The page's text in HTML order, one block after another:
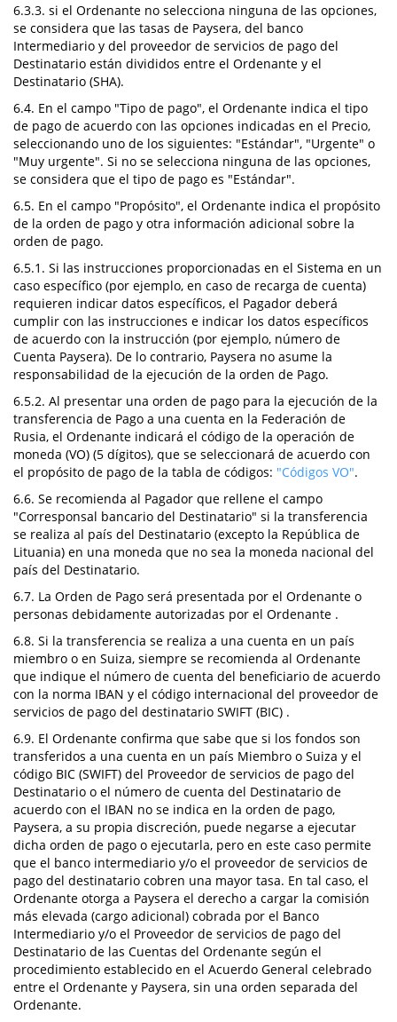
6.3.3. si el Ordenante no selecciona ninguna de las opciones,
se considera que las tasas de Paysera, del banco
Intermediario y del proveedor de servicios de pago del
Destinatario están divididos entre el Ordenante y el
Destinatario (SHA).
6.4. En el campo "Tipo de pago", el Ordenante indica el tipo
de pago de acuerdo con las opciones indicadas en el Precio,
seleccionando uno de los siguientes: "Estándar", "Urgente" o
"Muy urgente". Si no se selecciona ninguna de las opciones,
se considera que el tipo de pago es "Estándar".
6.5. En el campo "Propósito", el Ordenante indica el propósito
de la orden de pago y otra información adicional sobre la
orden de pago.
6.5.1. Si las instrucciones proporcionadas en el Sistema en un
caso específico (por ejemplo, en caso de recarga de cuenta)
requieren indicar datos específicos, el Pagador deberá
cumplir con las instrucciones e indicar los datos específicos
de acuerdo con la instrucción (por ejemplo, número de
Cuenta Paysera). De lo contrario, Paysera no asume la
responsabilidad de la ejecución de la orden de Pago.
6.5.2. Al presentar una orden de pago para la ejecución de la
transferencia de Pago a una cuenta en la Federación de
Rusia, el Ordenante indicará el código de la operación de
moneda (VO) (5 dígitos), que se seleccionará de acuerdo con
el propósito de pago de la tabla de códigos: "Códigos VO".
6.6. Se recomienda al Pagador que rellene el campo
"Corresponsal bancario del Destinatario" si la transferencia
se realiza al país del Destinatario (excepto la República de
Lituania) en una moneda que no sea la moneda nacional del
país del Destinatario.
6.7. La Orden de Pago será presentada por el Ordenante o
personas debidamente autorizadas por el Ordenante .
6.8. Si la transferencia se realiza a una cuenta en un país
miembro o en Suiza, siempre se recomienda al Ordenante
que indique el número de cuenta del beneficiario de acuerdo
con la norma IBAN y el código internacional del proveedor de
servicios de pago del destinatario SWIFT (BIC) .
6.9. El Ordenante confirma que sabe que si los fondos son
transferidos a una cuenta en un país Miembro o Suiza y el
código BIC (SWIFT) del Proveedor de servicios de pago del
Destinatario o el número de cuenta del Destinatario de
acuerdo con el IBAN no se indica en la orden de pago,
Paysera, a su propia discreción, puede negarse a ejecutar
dicha orden de pago o ejecutarla, pero en este caso permite
que el banco intermediario y/o el proveedor de servicios de
pago del destinatario cobren una mayor tasa. En tal caso, el
Ordenante otorga a Paysera el derecho a cargar la comisión
más elevada (cargo adicional) cobrada por el Banco
Intermediario y/o el Proveedor de servicios de pago del
Destinatario de las Cuentas del Ordenante según el
procedimiento establecido en el Acuerdo General celebrado
entre el Ordenante y Paysera, sin una orden separada del
Ordenante.